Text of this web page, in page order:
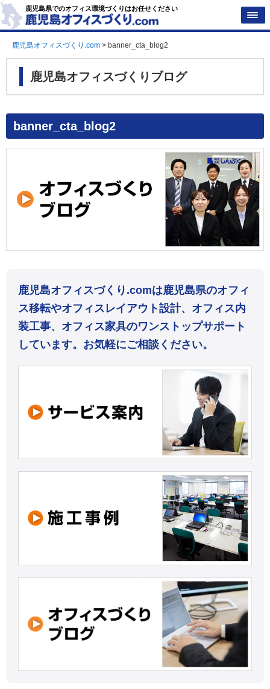
鹿児島県でのオフィス環境づくりはお任せください
鹿児島オフィスづくり.com > banner_cta_blog2
鹿児島オフィスづくりブログ
banner_cta_blog2
鹿児島オフィスづくり.comは鹿児島県のオフィ
ス移転やオフィスレイアウト設計、オフィス内
装工事、オフィス家具のワンストップサポート
しています。お気軽にご相談ください。